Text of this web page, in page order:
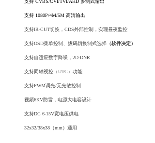
支持 CVBS/CVI/TVI/AHD 多制式输出
支持 1080P/4M/5M 高清输出
支持IR-CUT切换，CDS外部控制，实现昼夜监控
支持OSD菜单控制 拔码切换制式选择 （软件决定）
支持自适应数字降噪， 2D-DNR
支持同轴视控（UTC） 功能
支持PWM调光/无光敏控制
视频6KV防雷，电源大电容设计
支持DC 6-15V宽电压供电
32x32/38x38（mm） 通用